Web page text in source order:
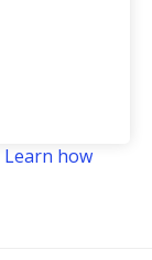
Learn how